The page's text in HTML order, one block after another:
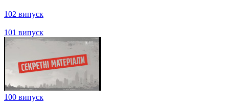
108 випуск